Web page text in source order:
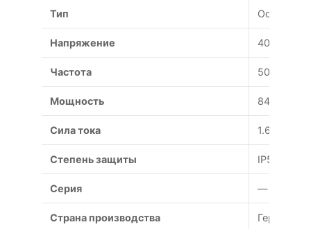
Тип Осевой
Напряжение 400 В
Частота 50 Гц
Мощность 840 Вт
Сила тока 1.65 А
Степень защиты IP54
Серия —
Страна производства Германия